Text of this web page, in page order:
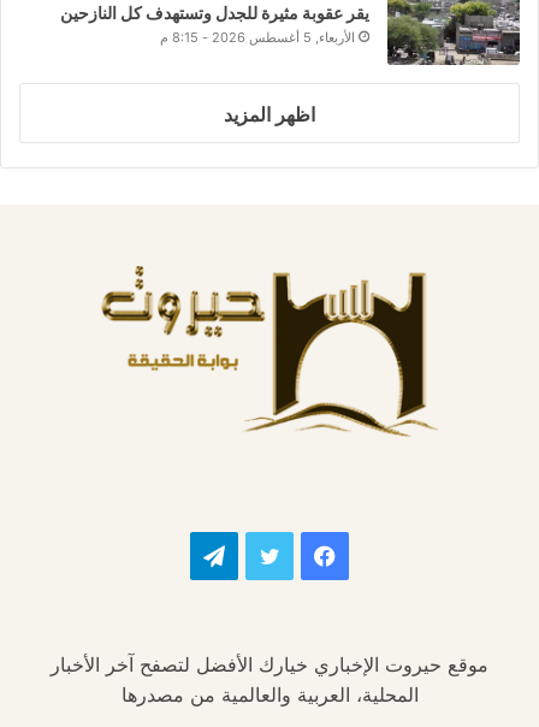
يقر عقوبة مثيرة للجدل وتستهدف كل النازحين
الأربعاء, 5 أغسطس 2026 - 8:15 م
اظهر المزيد
فيسبوك تويتر تيلقرام
موقع حيروت الإخباري خيارك الأفضل لتصفح آخر الأخبار
المحلية، العربية والعالمية من مصدرها